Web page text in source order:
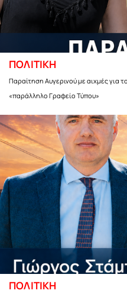
ΠΟΛΙΤΙΚΗ
Παραίτηση Αυγερινού με αιχμές για
«παράλληλο Γραφείο Τύπου»
ΠΟΛΙΤΙΚΗ